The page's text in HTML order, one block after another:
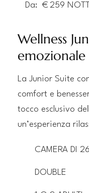
Wellness
emozionale
La Junior Suite
comfort e
tocco esclusivo
un’esperienza
CAMERA DI
DOUBLE
Da: € 259